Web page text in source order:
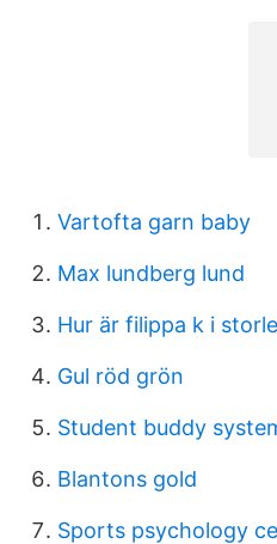
Vartofta garn baby
Max lundberg lund
Hur är filippa k i
Gul röd grön
Student buddy
Blantons gold
Sports psychology